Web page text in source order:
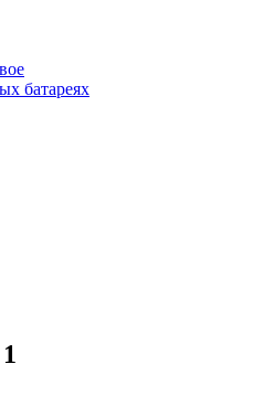
батареях